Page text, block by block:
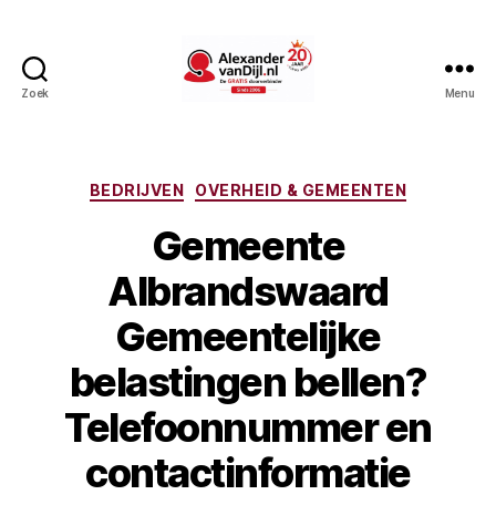
Zoek Menu
Categorieën
BEDRIJVEN OVERHEID & GEMEENTEN
Gemeente
Albrandswaard
Gemeentelijke
belastingen bellen?
Telefoonnummer en
contactinformatie